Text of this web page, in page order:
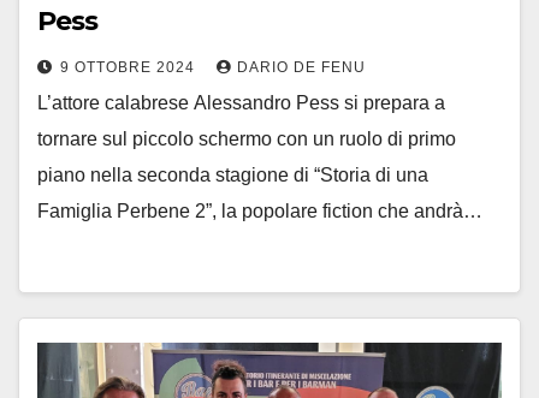
Pess
9 OTTOBRE 2024 DARIO DE FENU
L’attore calabrese Alessandro Pess si prepara a
tornare sul piccolo schermo con un ruolo di primo
piano nella seconda stagione di “Storia di una
Famiglia Perbene 2”, la popolare fiction che andrà…